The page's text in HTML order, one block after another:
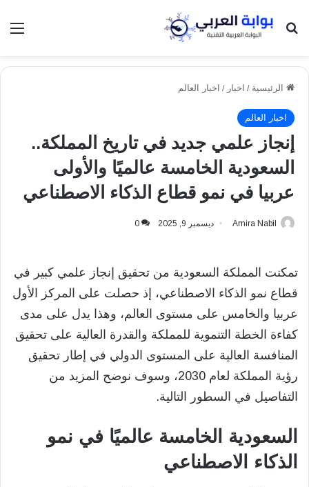
بحث عن
الرئيسية / اخبار / اخبار العالم
اخبار العالم
إنجاز علمي جديد في تاريخ المملكة..
السعودية الخامسة عالميًا والأولى
عربيا في نمو قطاع الذكاء الاصطناعي
Amira Nabil ديسمبر 9, 2025 0
تمكنت المملكة السعودية من تحقيق إنجاز علمي كبير في
قطاع نمو الذكاء الاصطناعي، إذ حصلت على المركز الأول
عربيا والخامس على مستوى العالم، وهذا يدل على مدى
كفاءة الخطة التنموية للمملكة والقدرة العالية على تحقيق
المنافسة العالية على المستوى الدولي في إطار تحقيق
رؤية المملكة لعام 2030، وسوف نوضح المزيد من
التفاصيل في السطور التالية.
السعودية الخامسة عالميًا في نمو
الذكاء الاصطناعي